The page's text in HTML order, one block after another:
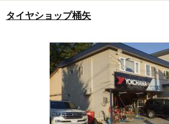
タイヤショップ桶矢